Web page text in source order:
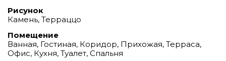
Рисунок
Камень, Терраццо
Помещение
Ванная, Гостиная, Коридор, Прихожая, Терраса,
Офис, Кухня, Туалет, Спальня